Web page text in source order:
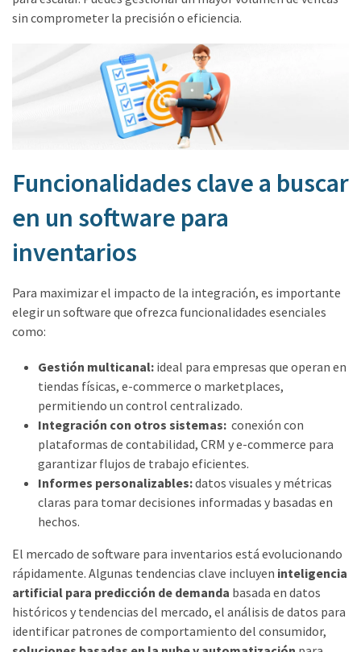
sin comprometer la precisión o eficiencia.
Funcionalidades clave a buscar
en un software para
inventarios
Para maximizar el impacto de la integración, es importante
elegir un software que ofrezca funcionalidades esenciales
como:
Gestión multicanal: ideal para empresas que operan en
tiendas físicas, e-commerce o marketplaces,
permitiendo un control centralizado.
Integración con otros sistemas: conexión con
plataformas de contabilidad, CRM y e-commerce para
garantizar flujos de trabajo eficientes.
Informes personalizables:datos visuales y métricas
claras para tomar decisiones informadas y basadas en
hechos.
El mercado de software para inventarios está evolucionando
rápidamente. Algunas tendencias clave incluyen inteligencia
artificial para predicción de demanda basada en datos
históricos y tendencias del mercado, el análisis de datos para
identificar patrones de comportamiento del consumidor,